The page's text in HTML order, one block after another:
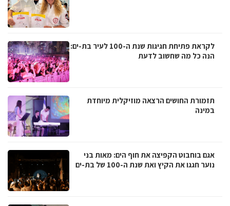
לקראת פתיחת חגיגות שנת ה-100 לעיר בת-ים:
הנה כל מה שחשוב לדעת
תזמורת החושים הרצאה מוזיקלית מיוחדת
במינה
אגם בוחבוט הקפיצה את חוף הים: מאות בני
נוער חגגו את הקיץ ואת שנת ה-100 של בת-ים